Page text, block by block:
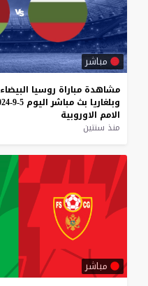
مباشر
مشاهدة مباراة روسيا البيضاء
وبلغاريا بث مباشر اليوم 5-9-2024
الامم الاوروبية
منذ سنتين
مباشر